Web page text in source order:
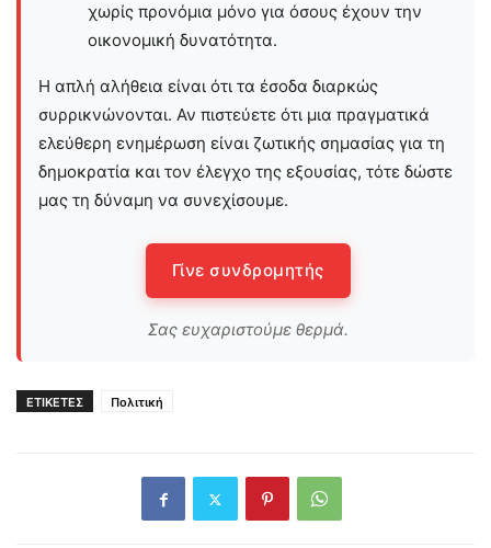
χωρίς προνόμια μόνο για όσους έχουν την
οικονομική δυνατότητα.
Η απλή αλήθεια είναι ότι τα έσοδα διαρκώς
συρρικνώνονται. Αν πιστεύετε ότι μια πραγματικά
ελεύθερη ενημέρωση είναι ζωτικής σημασίας για τη
δημοκρατία και τον έλεγχο της εξουσίας, τότε δώστε
μας τη δύναμη να συνεχίσουμε.
Γίνε συνδρομητής
Σας ευχαριστούμε θερμά.
ΕΤΙΚΕΤΕΣ Πολιτική